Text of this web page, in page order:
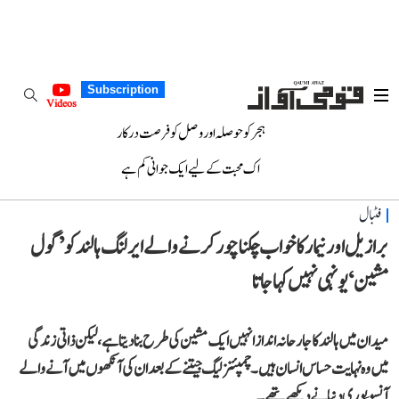
Subscription
Videos
ہجر کو حوصلہ اور وصل کو فرصت درکار
اک محبت کے لیے ایک جوانی کم ہے
فٹبال
برازیل اور نیمار کا خواب چکناچور کرنے والے ایرلنگ ہالند کو ’گول
مشین‘ یونہی نہیں کہا جاتا
میدان میں ہالند کا جارحانہ انداز انہیں ایک مشین کی طرح بنا دیتا ہے، لیکن ذاتی زندگی
میں وہ نہایت حساس انسان ہیں۔ چمپئنز لیگ جیتنے کے بعد ان کی آنکھوں میں آنے والے